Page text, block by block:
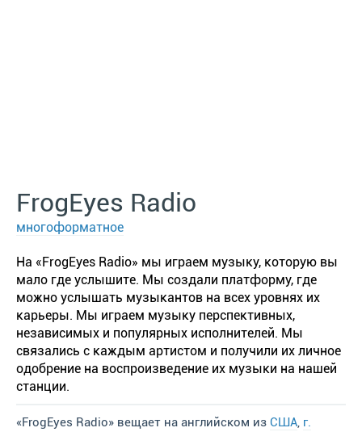
FrogEyes Radio
многоформатное
На «FrogEyes Radio» мы играем музыку, которую вы
мало где услышите. Мы создали платформу, где
можно услышать музыкантов на всех уровнях их
карьеры. Мы играем музыку перспективных,
независимых и популярных исполнителей. Мы
связались с каждым артистом и получили их личное
одобрение на воспроизведение их музыки на нашей
станции.
«FrogEyes Radio» вещает на английском из США, г.